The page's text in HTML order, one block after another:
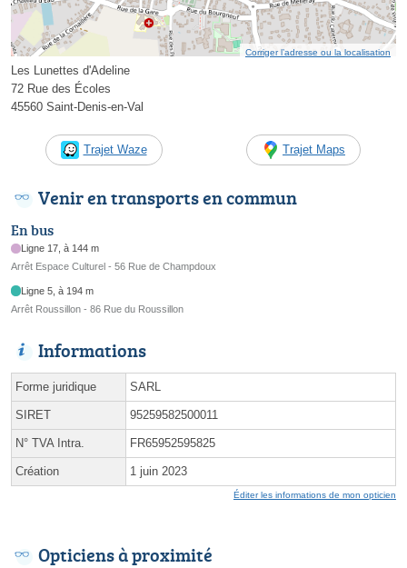
Corriger l’adresse ou la localisation
Les Lunettes d'Adeline
72 Rue des Écoles
45560 Saint-Denis-en-Val
Trajet Waze Trajet Maps
Venir en transports en commun
En bus
Ligne 17, à 144 m
Arrêt Espace Culturel - 56 Rue de Champdoux
Ligne 5, à 194 m
Arrêt Roussillon - 86 Rue du Roussillon
Informations
Forme juridique SARL
SIRET 95259582500011
N° TVA Intra. FR65952595825
Création 1 juin 2023
Éditer les informations de mon opticien
Opticiens à proximité